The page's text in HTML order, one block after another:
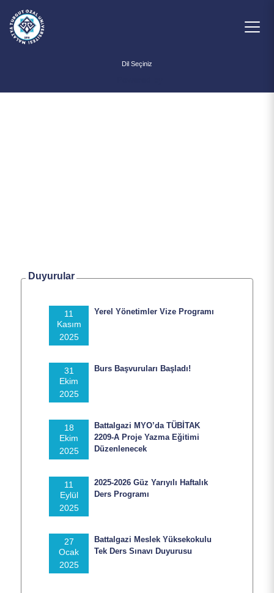
Ana Sayfa
Duyurular
11
Kasım
2025
Yerel Yönetimler Vize Programı
31
Ekim
2025
Burs Başvuruları Başladı!
18
Ekim
2025
Battalgazi MYO’da TÜBİTAK
2209-A Proje Yazma Eğitimi
Düzenlenecek
11
Eylül
2025
2025-2026 Güz Yarıyılı Haftalık
Ders Programı
27
Ocak
2025
Battalgazi Meslek Yüksekokulu
Tek Ders Sınavı Duyurusu